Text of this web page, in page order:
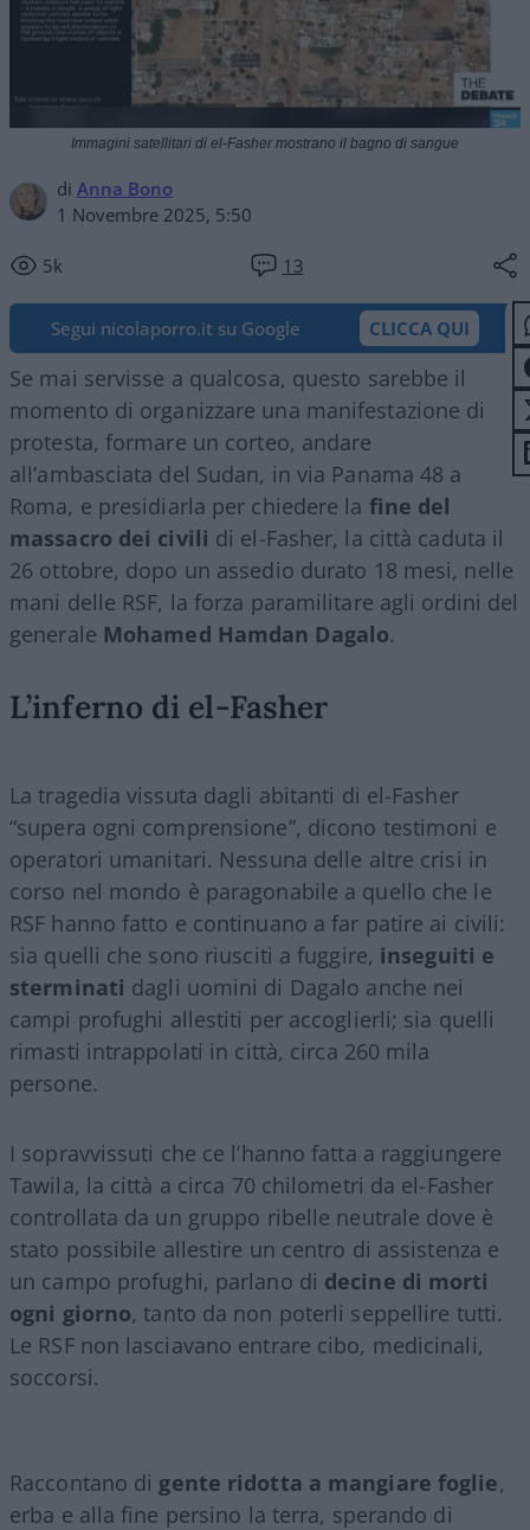
di Anna Bono
1 Novembre 2025, 5:50
5k 13
Immagini satellitari di el-Fasher mostrano il bagno di sangue
Segui nicolaporro.it su Google CLICCA QUI
Se mai servisse a qualcosa, questo sarebbe il
momento di organizzare una manifestazione di
protesta, formare un corteo, andare
all’ambasciata del Sudan, in via Panama 48 a
Roma, e presidiarla per chiedere la fine del
massacro dei civili di el-Fasher, la città caduta il
26 ottobre, dopo un assedio durato 18 mesi, nelle
mani delle RSF, la forza paramilitare agli ordini del
generale Mohamed Hamdan Dagalo.
L’inferno di el-Fasher
La tragedia vissuta dagli abitanti di el-Fasher
“supera ogni comprensione”, dicono testimoni e
operatori umanitari. Nessuna delle altre crisi in
corso nel mondo è paragonabile a quello che le
RSF hanno fatto e continuano a far patire ai civili:
sia quelli che sono riusciti a fuggire, inseguiti e
sterminati dagli uomini di Dagalo anche nei
campi profughi allestiti per accoglierli; sia quelli
rimasti intrappolati in città, circa 260 mila
persone.
I sopravvissuti che ce l’hanno fatta a raggiungere
Tawila, la città a circa 70 chilometri da el-Fasher
controllata da un gruppo ribelle neutrale dove è
stato possibile allestire un centro di assistenza e
un campo profughi, parlano di decine di morti
ogni giorno, tanto da non poterli seppellire tutti.
Le RSF non lasciavano entrare cibo, medicinali,
soccorsi.
Raccontano di gente ridotta a mangiare foglie,
erba e alla fine persino la terra, sperando di